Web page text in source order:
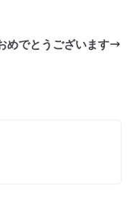
めでとうございます